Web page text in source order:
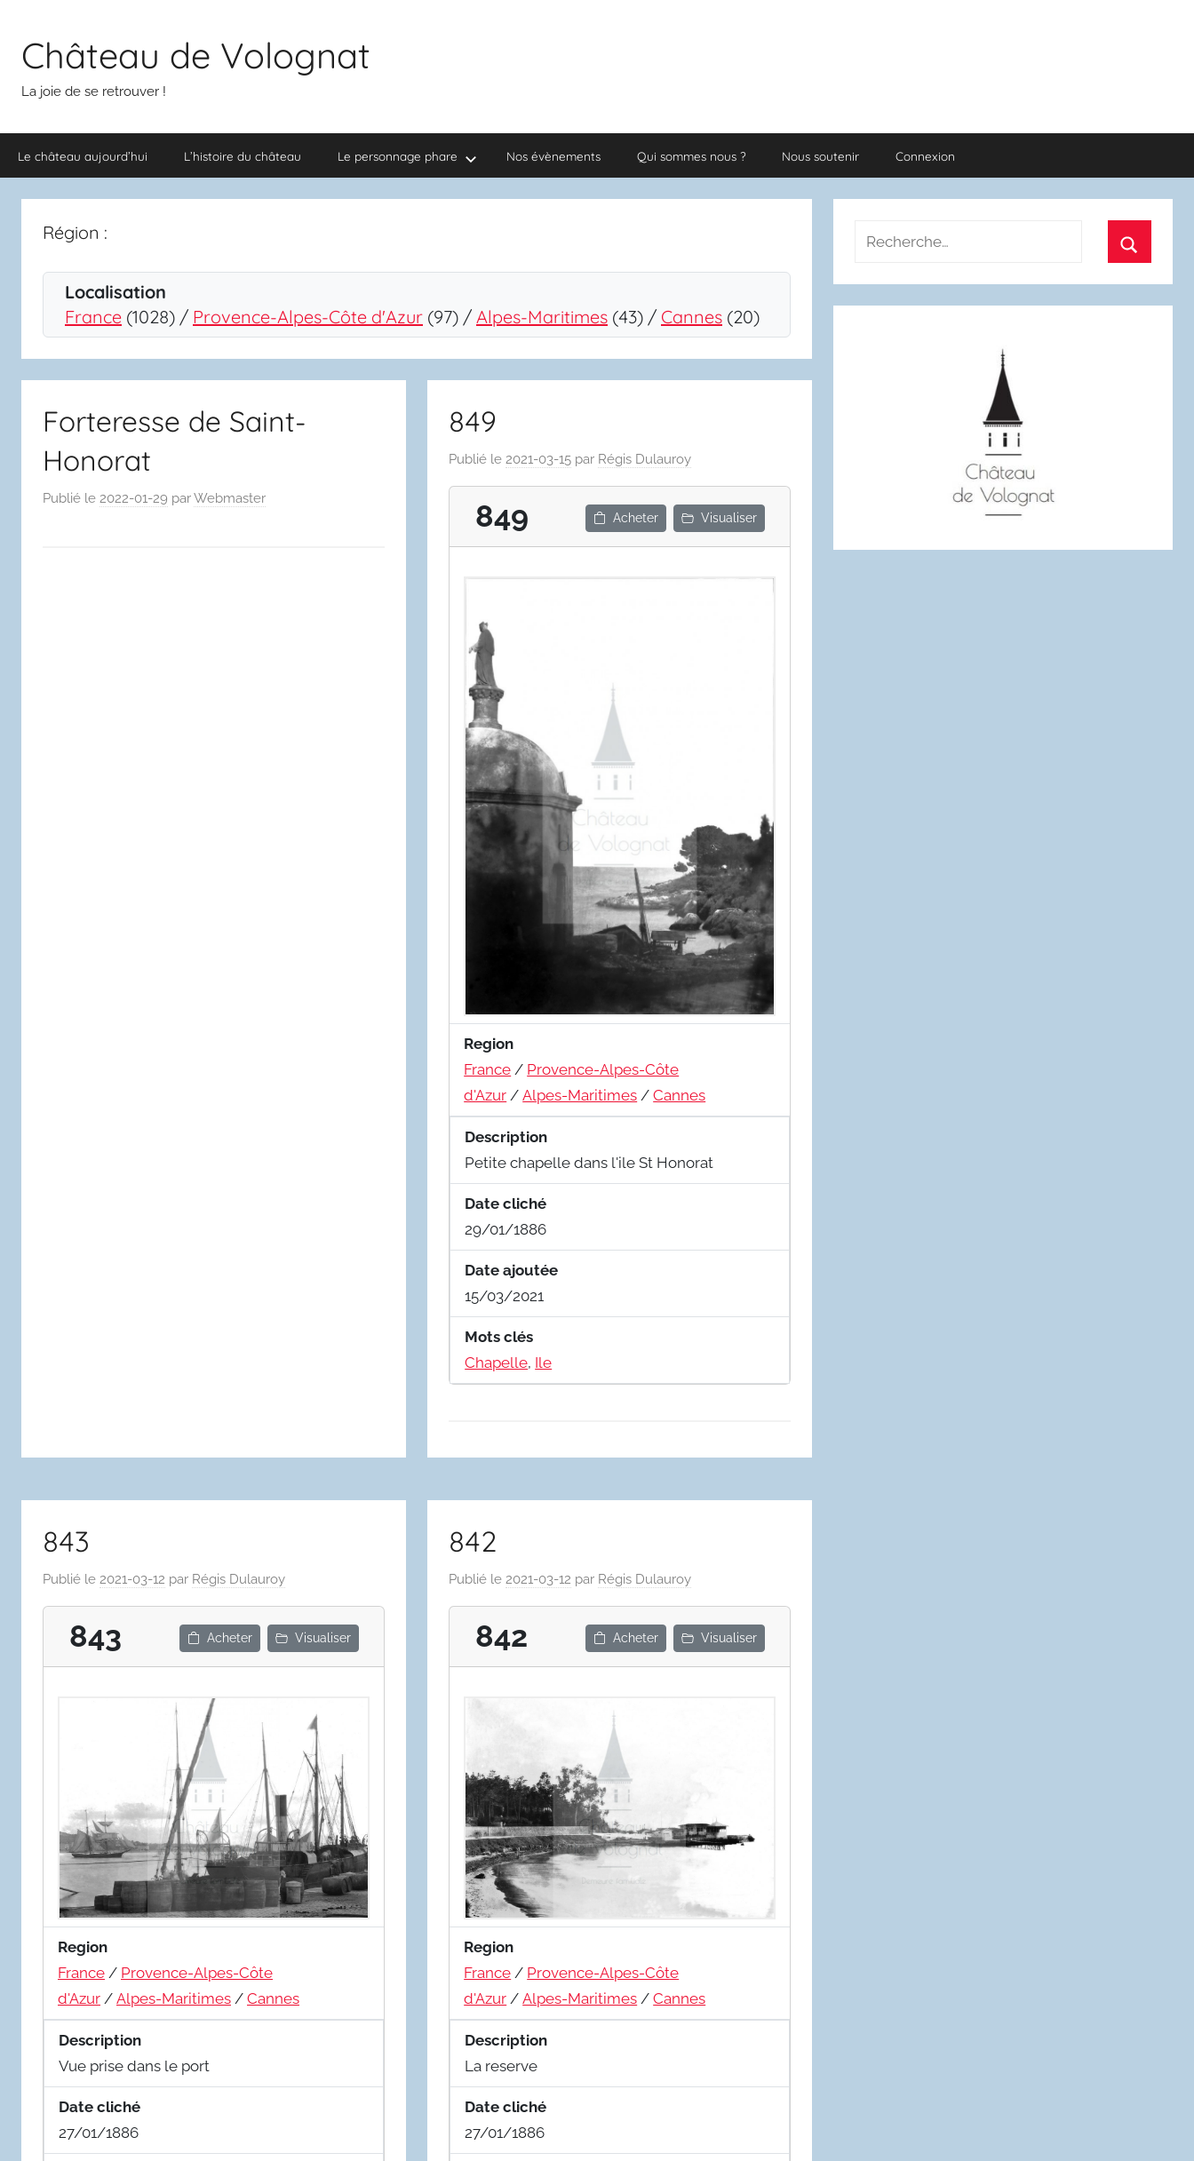
contenuChâteau de Volognat
La joie de se retrouver !
Le château aujourd’hui L’histoire du château Le personnage phare Nos évènements Qui sommes nous ? Nous soutenir Connexion
Région :
Localisation
France (1028) / Provence-Alpes-Côte d'Azur (97) / Alpes-Maritimes (43) / Cannes (20)
Forteresse de Saint-
Honorat
Publié le 2022-01-29 parWebmaster
849
Publié le2021-03-15 par Régis Dulauroy
849 Acheter Visualiser
Region
France / Provence-Alpes-Côte
d'Azur /Alpes-Maritimes /Cannes
Description
Petite chapelle dans l'ile St Honorat
Date cliché
29/01/1886
Date ajoutée
15/03/2021
Mots clés
Chapelle, Ile
843
Publié le 2021-03-12 par Régis Dulauroy
843 Acheter Visualiser
Region
France / Provence-Alpes-Côte
d'Azur / Alpes-Maritimes / Cannes
Description
Vue prise dans le port
Date cliché
27/01/1886
842
Publié le2021-03-12 par Régis Dulauroy
842 Acheter Visualiser
Region
France / Provence-Alpes-Côte
d'Azur /Alpes-Maritimes /Cannes
Description
La reserve
Date cliché
27/01/1886
Recherche
: